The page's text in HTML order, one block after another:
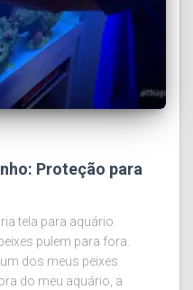
Proteção para
tela para aquário
pulem para fora.
dos meus peixes
do meu aquário, a